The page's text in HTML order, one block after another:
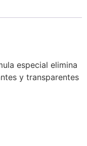
especial elimina
y transparentes